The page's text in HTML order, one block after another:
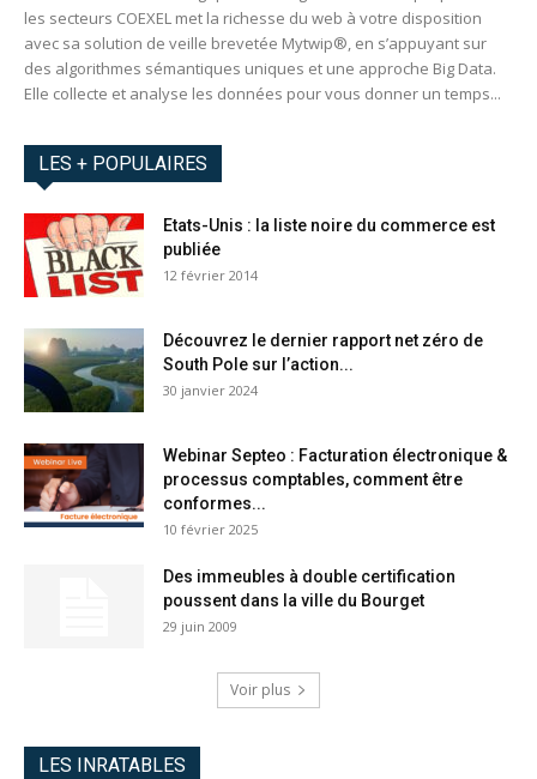
les secteurs COEXEL met la richesse du web à votre disposition
avec sa solution de veille brevetée Mytwip®, en s’appuyant sur
des algorithmes sémantiques uniques et une approche Big Data.
Elle collecte et analyse les données pour vous donner un temps...
LES + POPULAIRES
Etats-Unis : la liste noire du commerce est
publiée
12 février 2014
Découvrez le dernier rapport net zéro de
South Pole sur l’action...
30 janvier 2024
Webinar Septeo : Facturation électronique &
processus comptables, comment être
conformes...
10 février 2025
Des immeubles à double certification
poussent dans la ville du Bourget
29 juin 2009
Voir plus
LES INRATABLES